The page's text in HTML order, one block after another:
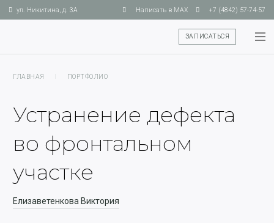
ул. Никитина, д. 3А Написать в MAX +7 (4842) 57-74-57
ЗАПИСАТЬСЯ
ГЛАВНАЯ ПОРТФОЛИО
Устранение дефекта
во фронтальном
участке
Елизаветенкова Виктория